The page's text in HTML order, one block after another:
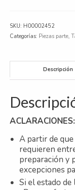
BENZ
OM
515/
SPRINTER
2.2
SKU: H00002452
Categorías: Piezas parte,
Descripción
ACLARACIONES:
A partir de que
requieren
preparación y
excepciones
Si el estado de